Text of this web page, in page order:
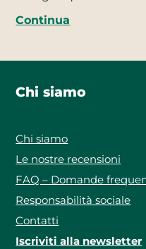
Continua
Chi siamo
Chi siamo
Le nostre recensioni
FAQ – Domande
Responsabilità sociale
Contatti
Iscriviti alla newsletter